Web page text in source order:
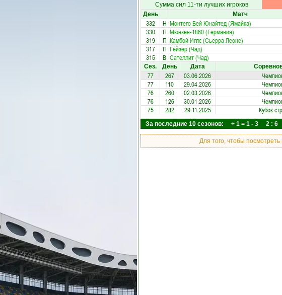
Сумма сил 11-ти лучших игроков
День
Матч
332 Н Монтего Бей Юнайтед (Ямайка)
330 П Мюнхен-1860 (Германия)
319 П Камбой Иглс (Сьерра Леоне)
317 П Гейзер (Чад)
315 В Сателлит (Чад)
Сез.
День Дата
77 267 03.06.2026
77 110 29.04.2026
76 260 02.03.2026
76 126 30.01.2026
75 282 29.11.2025 Кубок
За последние 10 сезонов: + 1 = 1 - 3 2 : 6
Для того, чтобы